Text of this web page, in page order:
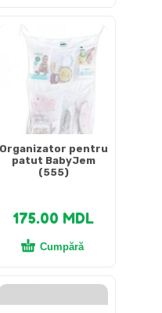
Organizator pentru
patut BabyJem
(555)
175.00 MDL
Cumpără